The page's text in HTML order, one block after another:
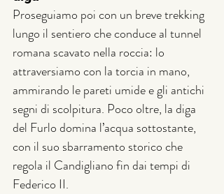
Proseguiamo poi con un breve trekking
lungo il sentiero che conduce al tunnel
romana scavato nella roccia: lo
attraversiamo con la torcia in mano,
ammirando le pareti umide e gli antichi
segni di scolpitura. Poco oltre, la diga
del Furlo domina l’acqua sottostante,
con il suo sbarramento storico che
regola il Candigliano fin dai tempi di
Federico II.